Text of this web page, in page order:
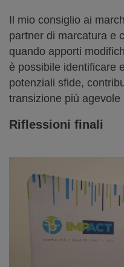
Il mio consiglio ai
partner di marcatura e
quando apporti
è possibile identificare
potenziali sfide,
transizione più
Riflessioni finali